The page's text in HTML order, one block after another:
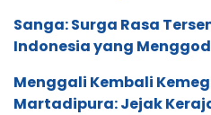
Sanga: Surga Rasa
Indonesia yang
Menggali Kembali
Martadipura: Jejak